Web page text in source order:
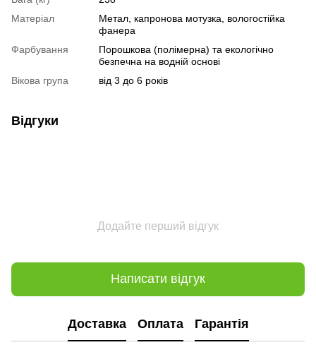
Матеріал
Метал, капронова мотузка, вологостійка
фанера
Фарбування
Порошкова (полімерна) та екологічно
безпечна на водній основі
Вікова група
від 3 до 6 років
Відгуки
Додайте перший відгук
Написати відгук
Доставка Оплата Гарантія